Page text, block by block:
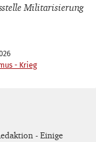
Militarisierung
- Krieg
- Einige